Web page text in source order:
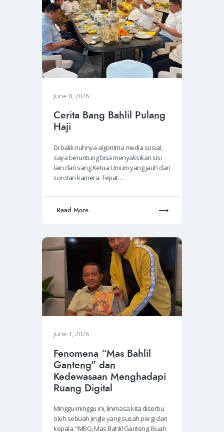
June 8, 2026
Cerita Bang Bahlil Pulang
Haji
Di balik riuhnya algoritma media sosial,
saya beruntung bisa menyaksikan sisi
lain dari sang Ketua Umum yang jauh dari
sorotan kamera. Tepat…
Read More
June 1, 2026
Fenomena “Mas Bahlil
Ganteng” dan
Kedewasaan Menghadapi
Ruang Digital
Minggu-minggu ini, linimasa kita diserbu
oleh sebuah jingle yang susah pergi dari
kepala. “MBG, Mas Bahlil Ganteng. Buah